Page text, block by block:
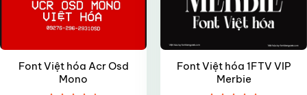
Font Việt hóa Acr Osd
Mono
Font Việt hóa 1FTV VIP
Merbie